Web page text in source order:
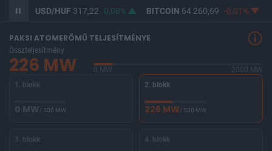
USD/HUF317,22 0,08% BITCOIN64 260,69 -0,01%
PAKSI ATOMERŐMŰ TELJESÍTMÉNYE
Összteljesítmény
226 MW 0 MW
2000 MW
1. blokk
0 MW/ 500 MW
2. blokk
226 MW/ 500 MW
3. blokk 4. blokk